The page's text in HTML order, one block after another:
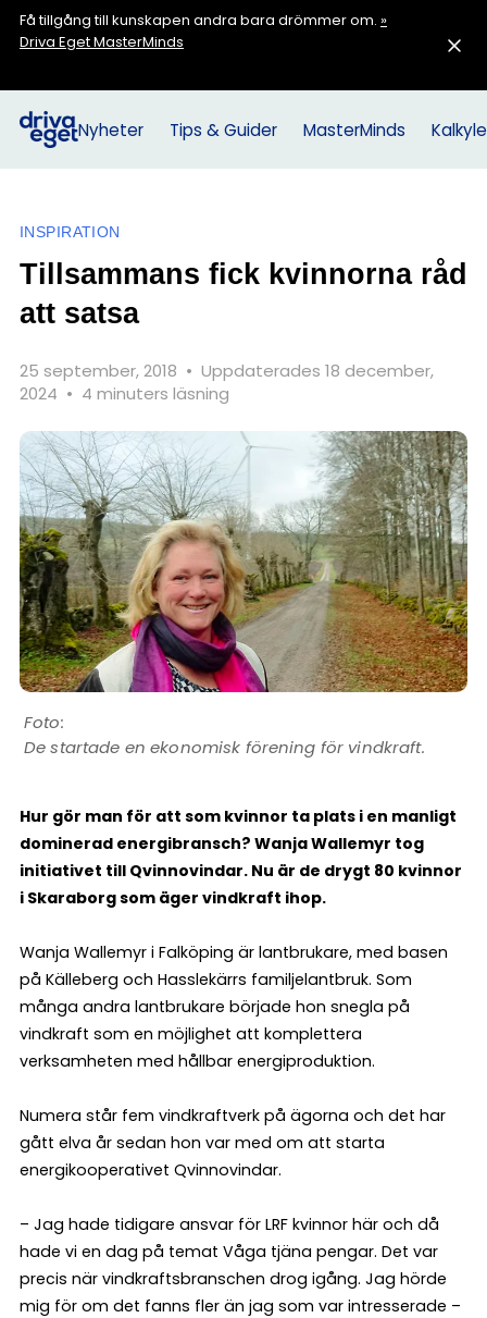
Få tillgång till kunskapen andra bara drömmer om. »
Driva Eget MasterMinds
Nyheter Tips & Guider MasterMinds
INSPIRATION
Tillsammans fick kvinnorna råd
att satsa
25 september, 2018 • Uppdaterades 18 december,
2024 • 4 minuters läsning
De startade en ekonomisk förening för vindkraft.
Hur gör man för att som kvinnor ta plats i en manligt
dominerad energibransch? Wanja Wallemyr tog
initiativet till Qvinnovindar. Nu är de drygt 80 kvinnor
i Skaraborg som äger vindkraft ihop.
Wanja Wallemyr i Falköping är lantbrukare, med basen
på Källeberg och Hasslekärrs familjelantbruk. Som
många andra lantbrukare började hon snegla på
vindkraft som en möjlighet att komplettera
verksamheten med hållbar energiproduktion.
Numera står fem vindkraftverk på ägorna och det har
gått elva år sedan hon var med om att starta
energikooperativet Qvinnovindar.
– Jag hade tidigare ansvar för LRF kvinnor här och då
hade vi en dag på temat Våga tjäna pengar. Det var
precis när vindkraftsbranschen drog igång. Jag hörde
mig för om det fanns fler än jag som var intresserade –